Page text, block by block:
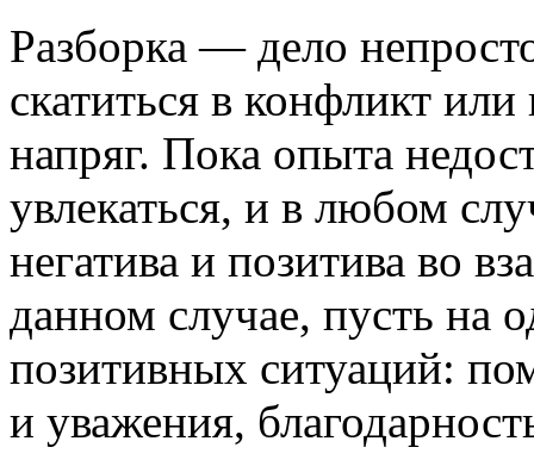
Разборка — дело
скатиться в конфликт
напряг. Пока опыта
увлекаться, и в любом
негатива и позитива во
данном случае, пусть на
позитивных ситуаций:
и уважения,